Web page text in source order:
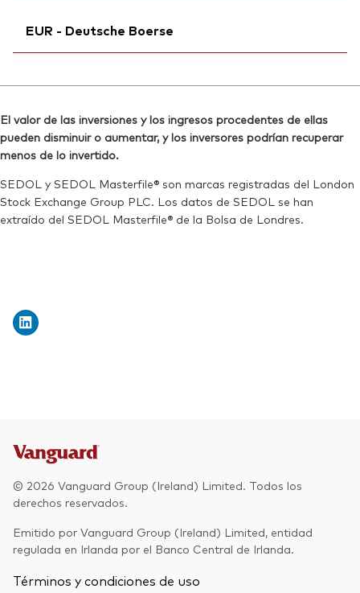
SEDOL:BN7J572
ISIN:
IE00BMVB5K07
Reuters:V20A.AS
Ticker de cotización:
ISIN:IE00BMVB5K07
Reuters:VNGA20.MI
SEDOL:BN2YC93
EUR - Deutsche Boerse
Ticker de cotización:V20A
ISIN:IE00BMVB5K07
Reuters:V20A.DE
SEDOL:BN2YC82
El valor de las inversiones y los ingresos procedentes de ellas
pueden disminuir o aumentar, y los inversores podrían recuperar
menos de lo invertido.
SEDOL y SEDOL Masterfile® son marcas registradas del London
Stock Exchange Group PLC. Los datos de SEDOL se han
extraído del SEDOL Masterfile® de la Bolsa de Londres.
© 2026 Vanguard Group (Ireland) Limited. Todos los
derechos reservados.
Emitido por Vanguard Group (Ireland) Limited, entidad
regulada en Irlanda por el Banco Central de Irlanda.
Términos y condiciones de uso